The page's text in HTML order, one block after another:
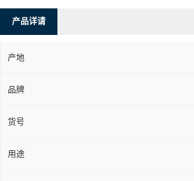
产品详请
产地
品牌
货号
用途